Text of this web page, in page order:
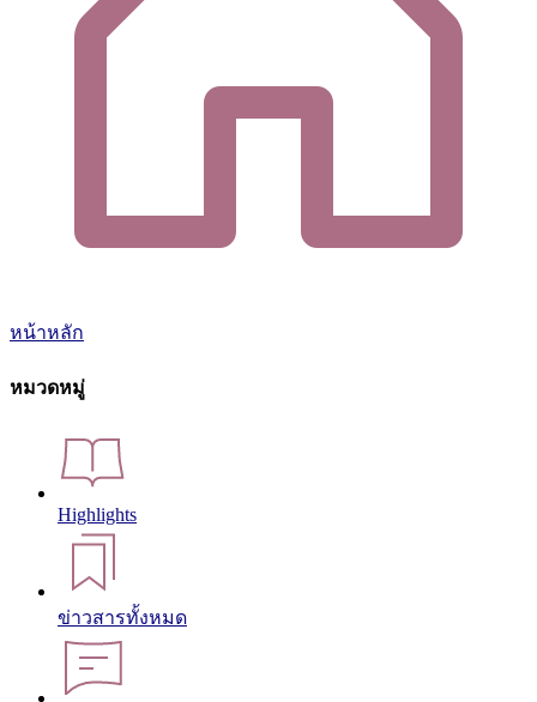
หน้าหลัก
หมวดหมู่
Highlights
ข่าวสารทั้งหมด